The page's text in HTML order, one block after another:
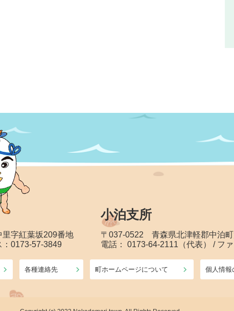
字紅葉坂209番地
：0173-57-3849
小泊支所
〒037-0522 青森県北津軽郡中泊
電話： 0173-64-2111（代表） / フ
各種連絡先 町ホームページについて 個人情報